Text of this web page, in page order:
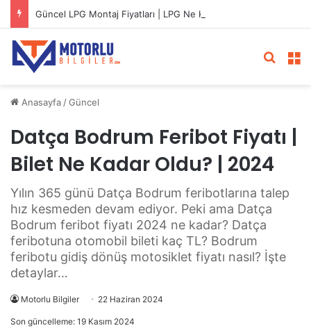
Güncel LPG Montaj Fiyatları | LPG Ne Kadara Takılır?
Anasayfa /Güncel
Datça Bodrum Feribot Fiyatı |
Bilet Ne Kadar Oldu? | 2024
Yılın 365 günü Datça Bodrum feribotlarına talep
hız kesmeden devam ediyor. Peki ama Datça
Bodrum feribot fiyatı 2024 ne kadar? Datça
feribotuna otomobil bileti kaç TL? Bodrum
feribotu gidiş dönüş motosiklet fiyatı nasıl? İşte
detaylar…
Motorlu Bilgiler 22 Haziran 2024
Son güncelleme: 19 Kasım 2024